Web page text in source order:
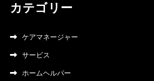
カテゴリー
ケアマネージャー
サービス
ホームヘルパー